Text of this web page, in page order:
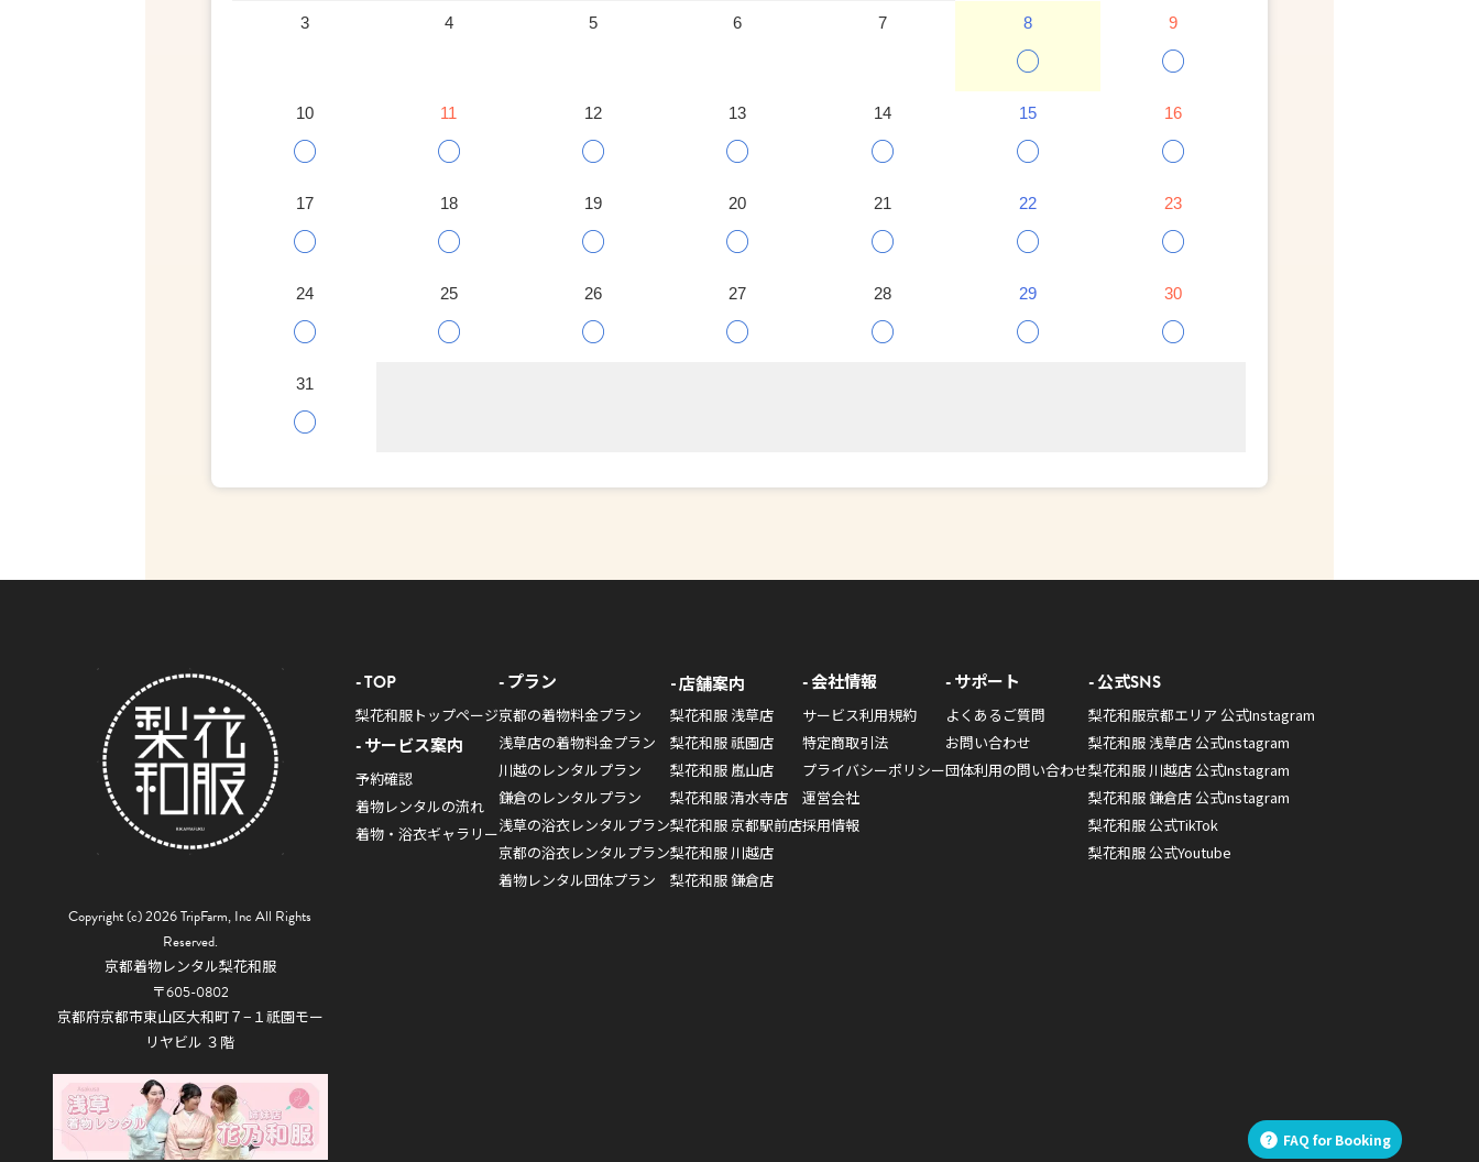
3 4 5 6 7 8
○
9
○
10
○
11
○
12
○
13
○
14
○
15
○
16
○
17
○
18
○
19
○
20
○
21
○
22
○
23
○
24
○
25
○
26
○
27
○
28
○
29
○
30
○
31
○
FAQ for Booking
Copyright (c) 2026 TripFarm, Inc All Rights
Reserved.
京都着物レンタル梨花和服
〒605-0802
京都府京都市東山区大和町７−１祇園モー
リヤビル ３階
TOP
梨花和服トップページ
サービス案内
予約確認
着物レンタルの流れ
着物・浴衣ギャラリー
プラン
京都の着物料金プラン
浅草店の着物料金プラン
川越のレンタルプラン
鎌倉のレンタルプラン
浅草の浴衣レンタルプラン
京都の浴衣レンタルプラン
着物レンタル団体プラン
店舗案内
梨花和服 浅草店
梨花和服 祇園店
梨花和服 嵐山店
梨花和服 清水寺店
梨花和服 京都駅前店
梨花和服 川越店
梨花和服 鎌倉店
会社情報
サービス利用規約
特定商取引法
プライバシーポリシー
運営会社
採用情報
サポート
よくあるご質問
お問い合わせ
団体利用の問い合わせ
公式SNS
梨花和服京都エリア 公式Instagram
梨花和服 浅草店 公式Instagram
梨花和服 川越店 公式Instagram
梨花和服 鎌倉店 公式Instagram
梨花和服 公式TikTok
梨花和服 公式Youtube